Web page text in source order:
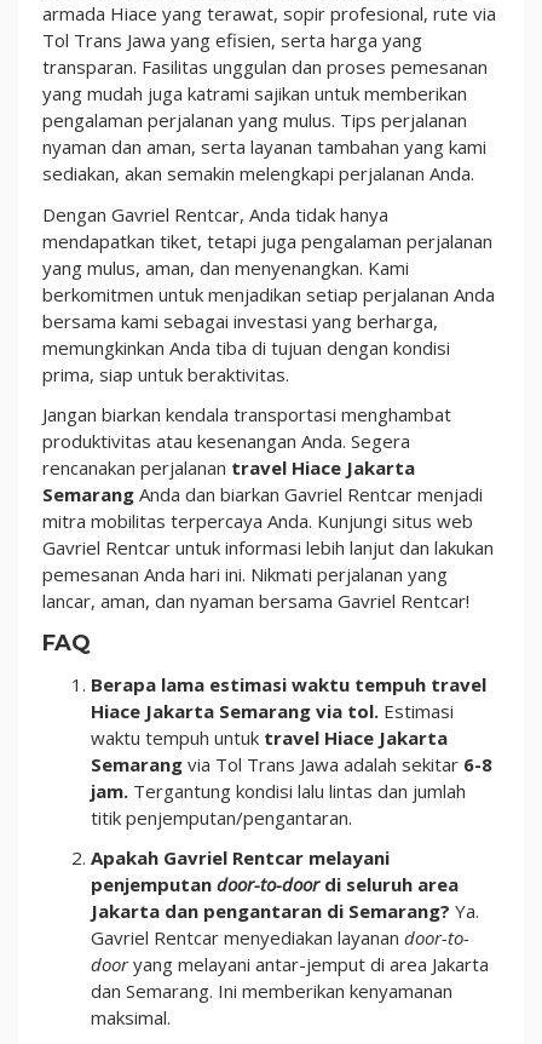
armada Hiace yang terawat, sopir profesional, rute via
Tol Trans Jawa yang efisien, serta harga yang
transparan. Fasilitas unggulan dan proses pemesanan
yang mudah juga katrami sajikan untuk memberikan
pengalaman perjalanan yang mulus. Tips perjalanan
nyaman dan aman, serta layanan tambahan yang kami
sediakan, akan semakin melengkapi perjalanan Anda.
Dengan Gavriel Rentcar, Anda tidak hanya
mendapatkan tiket, tetapi juga pengalaman perjalanan
yang mulus, aman, dan menyenangkan. Kami
berkomitmen untuk menjadikan setiap perjalanan Anda
bersama kami sebagai investasi yang berharga,
memungkinkan Anda tiba di tujuan dengan kondisi
prima, siap untuk beraktivitas.
Jangan biarkan kendala transportasi menghambat
produktivitas atau kesenangan Anda. Segera
rencanakan perjalanan travel Hiace Jakarta
Semarang Anda dan biarkan Gavriel Rentcar menjadi
mitra mobilitas terpercaya Anda. Kunjungi situs web
Gavriel Rentcar untuk informasi lebih lanjut dan lakukan
pemesanan Anda hari ini. Nikmati perjalanan yang
lancar, aman, dan nyaman bersama Gavriel Rentcar!
FAQ
Berapa lama estimasi waktu tempuh travel
Hiace Jakarta Semarang via tol. Estimasi
waktu tempuh untuk travel Hiace Jakarta
Semarang via Tol Trans Jawa adalah sekitar 6-8
jam. Tergantung kondisi lalu lintas dan jumlah
titik penjemputan/pengantaran.
Apakah Gavriel Rentcar melayani
penjemputan door-to-doordi seluruh area
Jakarta dan pengantaran di Semarang? Ya.
Gavriel Rentcar menyediakan layanan door-to-
dooryang melayani antar-jemput di area Jakarta
dan Semarang. Ini memberikan kenyamanan
maksimal.